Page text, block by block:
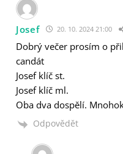
Josef 20. 10. 2024 21:00
Dobrý večer prosím o
candát
Josef klíč st.
Josef klíč ml.
Oba dva dospělí.
Odpovědět